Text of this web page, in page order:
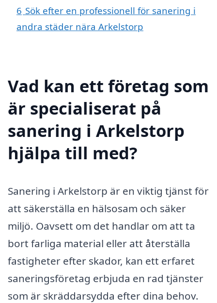
6 Sök efter en professionell för sanering i
andra städer nära Arkelstorp
Vad kan ett företag som
är specialiserat på
sanering i Arkelstorp
hjälpa till med?
Sanering i Arkelstorp är en viktig tjänst för
att säkerställa en hälsosam och säker
miljö. Oavsett om det handlar om att ta
bort farliga material eller att återställa
fastigheter efter skador, kan ett erfaret
saneringsföretag erbjuda en rad tjänster
som är skräddarsydda efter dina behov.